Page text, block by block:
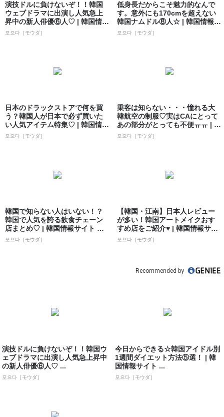
演技ドルに負けないぞ！！韓国
ウェブドラマに出演し人気急上
昇中の新人俳優⑥人♡ | 韓国情報
サイト ...
모으다［モウダ］
低身長だからこそ魅力的なんで
す。意外にも170cmを超えない
韓国ナムドル⑧人☆ | 韓国情報サ
イト...
모으다［モウダ］
日本のドラックストアで何を買
う？韓国人が日本で必ず買いた
い人気アイテム特集♡ | 韓国情報
サイト ...
모으다［モウダ］
乗客は知らない・・・憧れる大
韓航空の制服♡実はCAにとって
あの部分がとっても不便ㅠㅠ | 韓
国情報...
모으다［モウダ］
韓国で知らない人はいない！？
韓国で人気を誇る飲食チェーン
店まとめ♡ | 韓国情報サイト 모
으다［モ...
모으다［モウダ］
【韓国・江南】日本人レビュー
が多い！韓国アートメイクおす
すめ店をご紹介♥ | 韓国情報サイ
ト 모으...
모으다［モウダ］
Recommended by
演技ドルに負けないぞ！！韓国ウ
ェブドラマに出演し人気急上昇中
の新人俳優⑥人♡ ...
모으다［モウダ］
今日からできる☆韓国アイドル別
1週間ダイエット方法⑤選！ | 韓
国情報サイト ...
모으다［モウダ］